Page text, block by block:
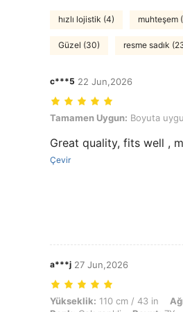
hızlı lojistik (4) muhteşem
Güzel (30) resme sadık
c***5 22 Jun,2026
Tamamen Uygun: Boyuta uygun,
Tamamen Uygun: Boyuta
Great quality, fits well ,
Çevir
a***j 27 Jun,2026
Yükseklik: 110 cm / 43 in, Ağırlık:
Yükseklik: 110 cm / 43 in